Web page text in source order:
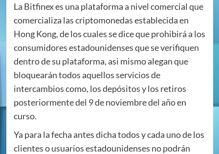
La Bitfinex es una plataforma a nivel comercial que
comercializa las criptomonedas establecida en
Hong Kong, de los cuales se dice que prohibirá a los
consumidores estadounidenses que se verifiquen
dentro de su plataforma, asi mismo alegan que
bloquearán todos aquellos servicios de
intercambios como, los depósitos y los retiros
posteriormente del 9 de noviembre del año en
curso.
Ya para la fecha antes dicha todos y cada uno de los
clientes o usuarios estadounidenses no podrán